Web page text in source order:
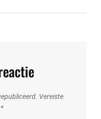
Vereiste
*